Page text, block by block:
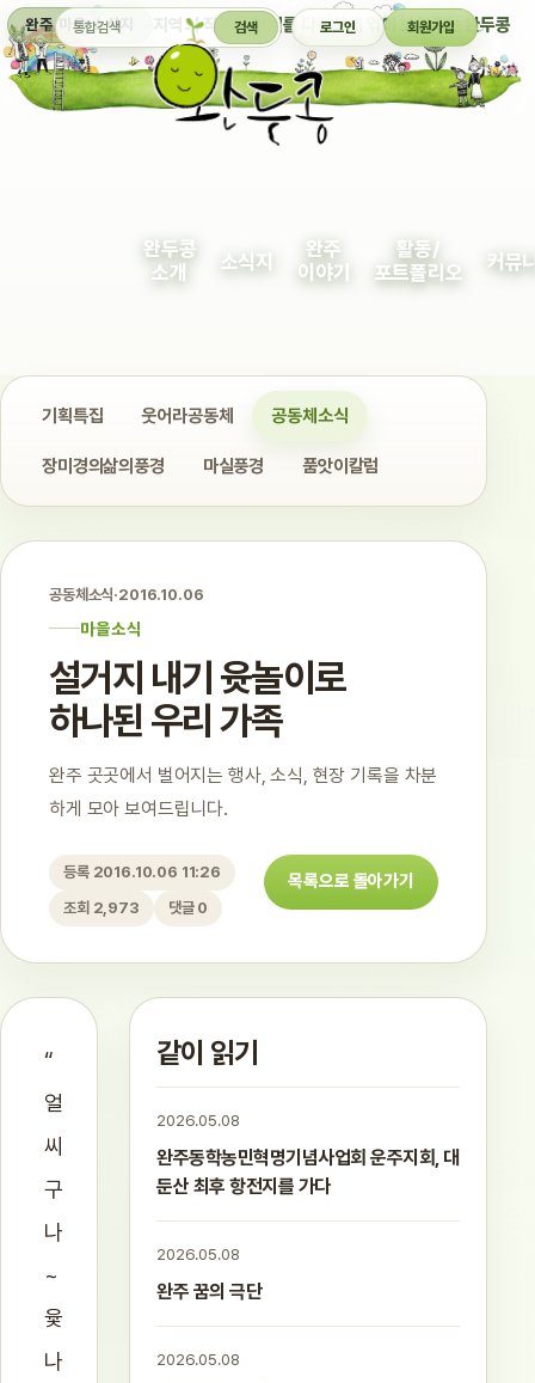
완주 마을 소식지 지역의 작은 이야기를 다정하게 엮어 보여주는 완두콩
통합검색 검색 로그인 회원가입
완두콩
소개
소식지
완주
이야기
활동/
포트폴리오
커뮤
기획특집 웃어라공동체 공동체소식
장미경의삶의풍경 마실풍경 품앗이칼럼
공동체소식·2016.10.06
마을소식
설거지 내기 윳놀이로
하나된 우리 가족
완주 곳곳에서 벌어지는 행사, 소식, 현장 기록을 차분
하게 모아 보여드립니다.
등록 2016.10.06 11:26
조회 2,973
댓글 0
목록으로 돌아가기
“
얼
씨
구
나
~
윷
나
같이 읽기
2026.05.08
완주동학농민혁명기념사업회 운주지회, 대
둔산 최후 항전지를 가다
2026.05.08
완주 꿈의 극단
2026.05.08